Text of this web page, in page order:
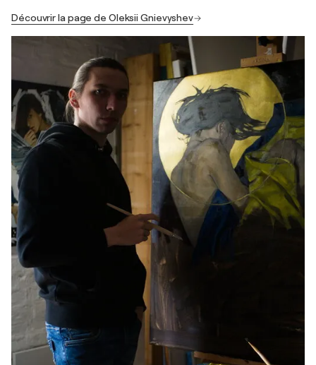
Découvrir la page de Oleksii Gnievyshev